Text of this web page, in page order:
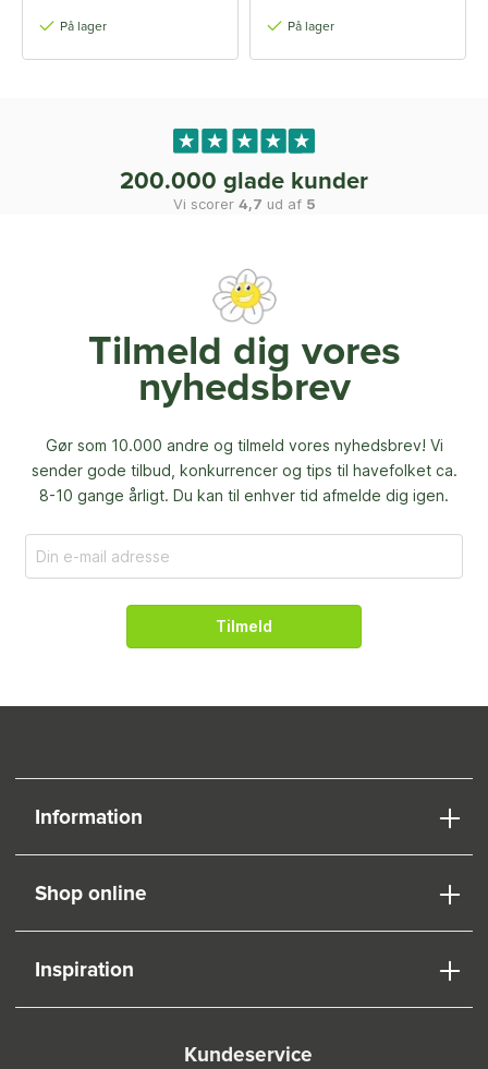
På lager På lager
200.000 glade kunder
Vi scorer 4,7 ud af 5
Tilmeld dig vores
nyhedsbrev
Gør som 10.000 andre og tilmeld vores nyhedsbrev! Vi
sender gode tilbud, konkurrencer og tips til havefolket ca.
8-10 gange årligt. Du kan til enhver tid afmelde dig igen.
Tilmeld
Information
Shop online
Inspiration
Kundeservice